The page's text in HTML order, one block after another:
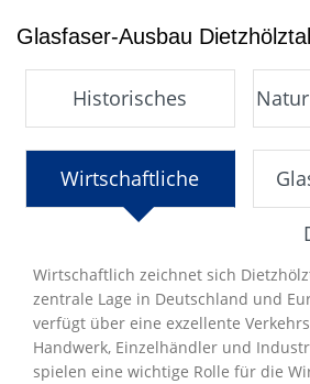
Glasfaser-Ausbau Dietzhölztal
Historisches
Wirtschaftliche
Wirtschaftlich zeichnet sich
zentrale Lage in Deutschland und
verfügt über eine exzellente
Handwerk, Einzelhändler und
spielen eine wichtige Rolle für die